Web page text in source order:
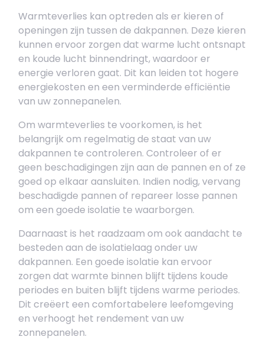
Warmteverlies kan optreden als er kieren of
openingen zijn tussen de dakpannen. Deze kieren
kunnen ervoor zorgen dat warme lucht ontsnapt
en koude lucht binnendringt, waardoor er
energie verloren gaat. Dit kan leiden tot hogere
energiekosten en een verminderde efficiëntie
van uw zonnepanelen.
Om warmteverlies te voorkomen, is het
belangrijk om regelmatig de staat van uw
dakpannen te controleren. Controleer of er
geen beschadigingen zijn aan de pannen en of ze
goed op elkaar aansluiten. Indien nodig, vervang
beschadigde pannen of repareer losse pannen
om een goede isolatie te waarborgen.
Daarnaast is het raadzaam om ook aandacht te
besteden aan de isolatielaag onder uw
dakpannen. Een goede isolatie kan ervoor
zorgen dat warmte binnen blijft tijdens koude
periodes en buiten blijft tijdens warme periodes.
Dit creëert een comfortabelere leefomgeving
en verhoogt het rendement van uw
zonnepanelen.